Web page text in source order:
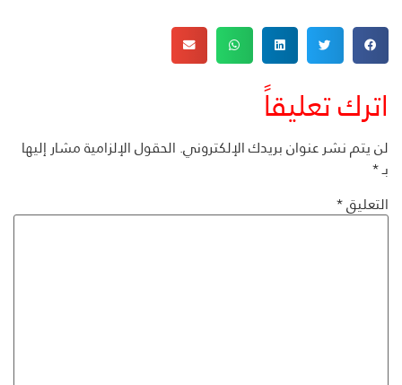
اترك تعليقاً
لن يتم نشر عنوان بريدك الإلكتروني.الحقول الإلزامية مشار إليها
بـ*
التعليق*